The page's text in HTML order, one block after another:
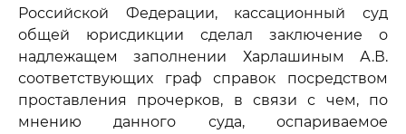
Российской Федерации, кассационный суд
общей юрисдикции сделал заключение о
надлежащем заполнении Харлашиным А.В.
соответствующих граф справок посредством
проставления прочерков, в связи с чем, по
мнению данного суда, оспариваемое